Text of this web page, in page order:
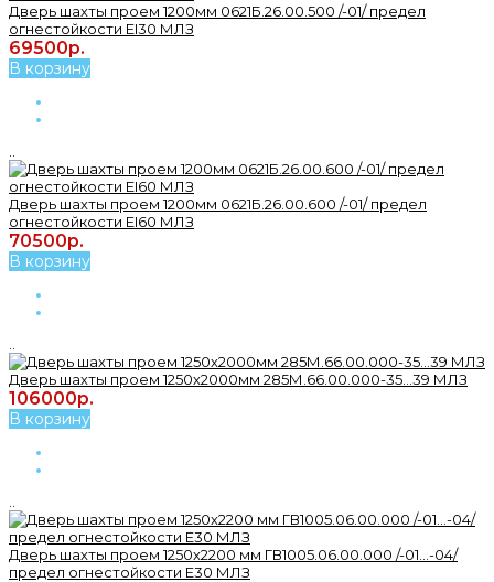
Дверь шахты проем 1200мм 0621Б.26.00.500 /-01/ предел
огнестойкости ЕI30 МЛЗ
69500р.
В корзину
Дверь шахты проем 1200мм 0621Б.26.00.600 /-01/ предел
огнестойкости ЕI60 МЛЗ
70500р.
В корзину
Дверь шахты проем 1250х2000мм 285М.66.00.000-35...39 МЛЗ
106000р.
В корзину
Дверь шахты проем 1250х2200 мм ГВ1005.06.00.000 /-01...-04/
предел огнестойкости Е30 МЛЗ